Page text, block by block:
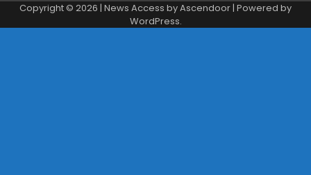
Copyright © 2026 | News Access byAscendoor| Powered by
WordPress.